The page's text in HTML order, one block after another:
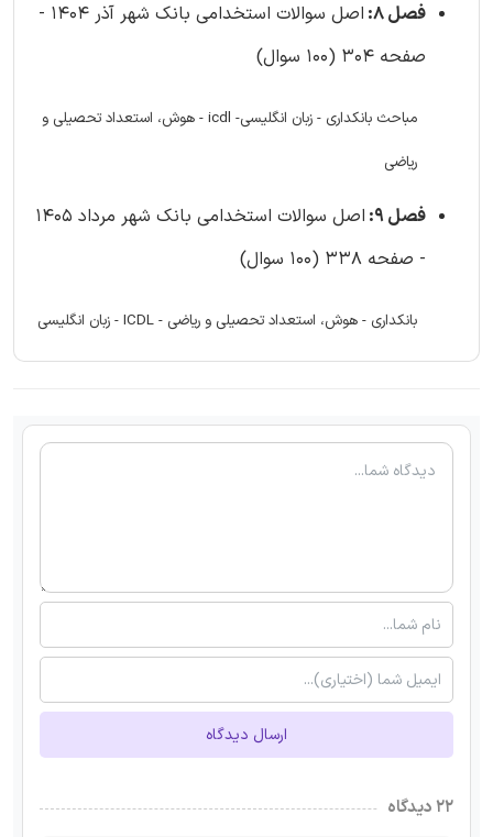
فصل 8:
اصل سوالات استخدامی بانک شهر آذر 1404 -
صفحه 304 (100 سوال)
مباحث بانکداری - زبان انگلیسی- icdl - هوش، استعداد تحصیلی و
ریاضی
فصل 9:
اصل سوالات استخدامی بانک شهر مرداد 1405
- صفحه 338 (100 سوال)
بانکداری - هوش، استعداد تحصیلی و ریاضی - ICDL - زبان انگلیسی
ارسال دیدگاه
۲۲ دیدگاه